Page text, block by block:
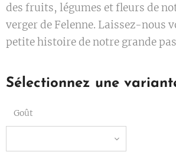
des fruits, légumes et fleurs de
verger de Felenne. Laissez-nous
petite histoire de notre grande
Sélectionnez une
Goût